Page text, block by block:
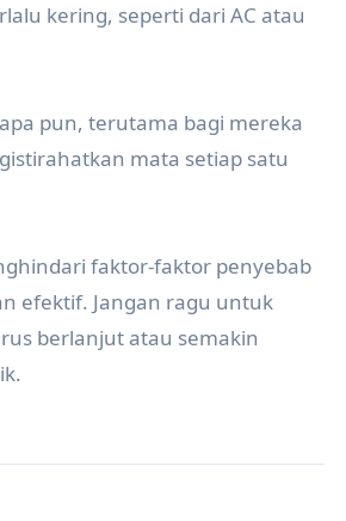
kering, seperti dari AC atau
pun, terutama bagi mereka
mata setiap satu
faktor-faktor penyebab
efektif. Jangan ragu untuk
berlanjut atau semakin